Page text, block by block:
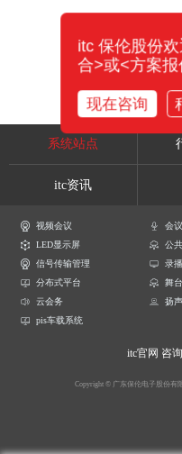
系统站点
itc资讯
视频会议 会
LED显示屏
公
信号传输管理
录
分布式平台
舞
云会务
扬
pis车载系统
itc官网 咨
Copyright © 广东保伦电子股份有
itc 保伦股份
合>或<方案
现在咨询